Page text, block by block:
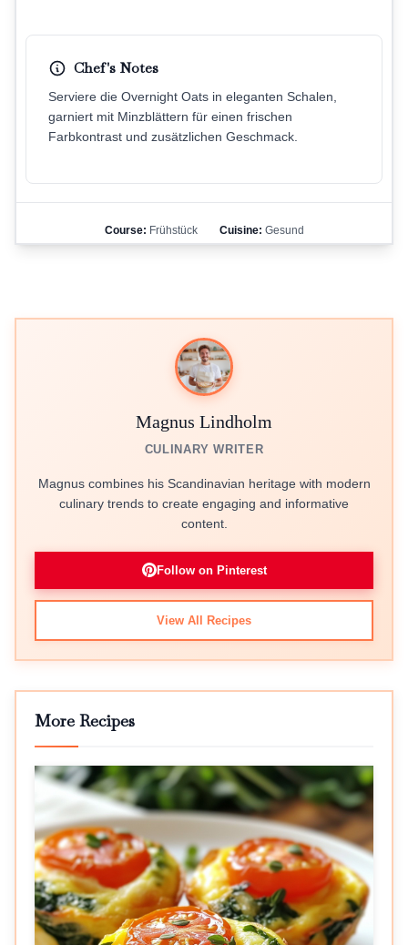
Chef's Notes
Serviere die Overnight Oats in eleganten Schalen,
garniert mit Minzblättern für einen frischen
Farbkontrast und zusätzlichen Geschmack.
Course: Frühstück Cuisine: Gesund
Magnus Lindholm
CULINARY WRITER
Magnus combines his Scandinavian heritage with modern
culinary trends to create engaging and informative
content.
Follow on Pinterest
View All Recipes
More Recipes